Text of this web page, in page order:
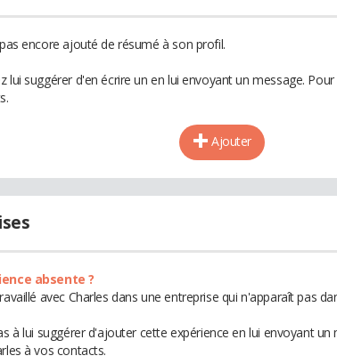
encore ajouté de résumé à son profil.
lui suggérer d'en écrire un en lui envoyant un message.
Ajouter
absente ?
avec Charles dans une entreprise qui n'apparaît pas
à lui suggérer d'ajouter cette expérience en lui envoyant
à vos contacts.